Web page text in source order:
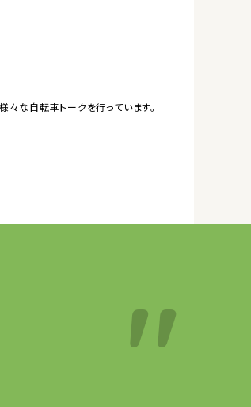
な自転車トークを行っています。